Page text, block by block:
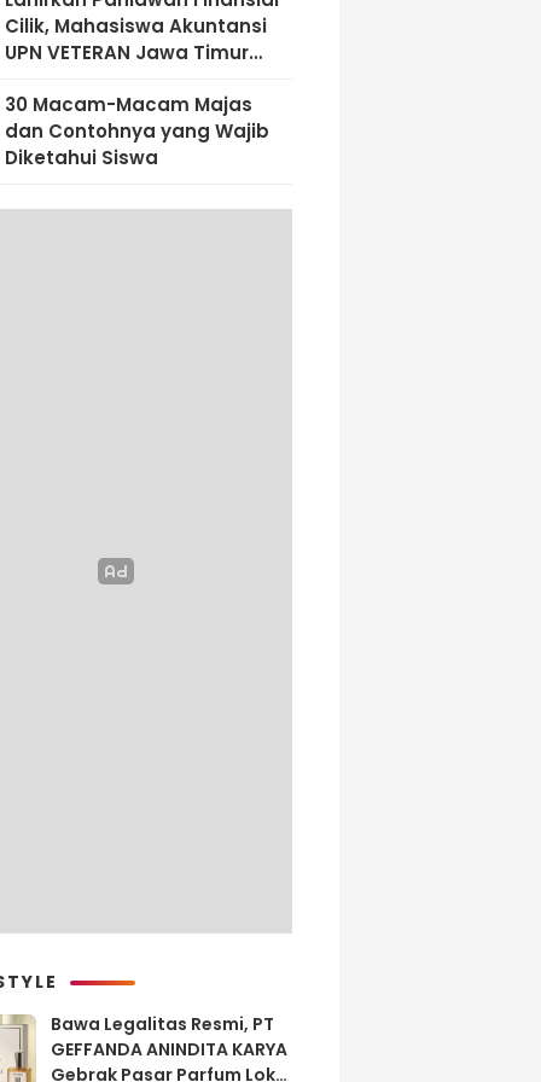
Cilik, Mahasiswa Akuntansi
UPN VETERAN Jawa Timur
Dengan Literasi Keuangan
Sejak Dini
30 Macam-Macam Majas
dan Contohnya yang Wajib
Diketahui Siswa
Bawa Legalitas Resmi, PT
GEFFANDA ANINDITA KARYA
Gebrak Pasar Parfum Lokal